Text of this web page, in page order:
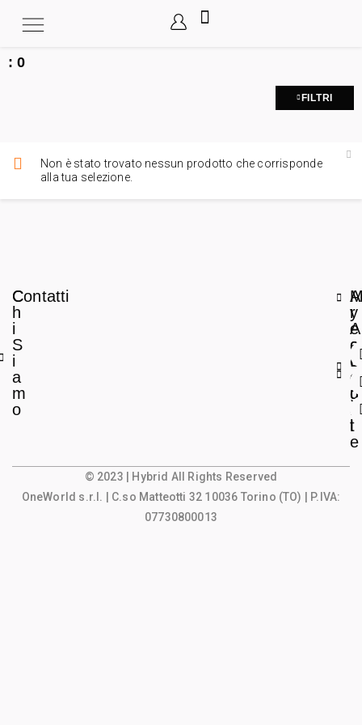
:0
FILTRI
Non è stato trovato nessun prodotto che corrisponde
alla tua selezione.
C
h
i
S
i
a
m
o
Contatti
A
r
e
a
L
e
g
l
e
y
A
c
c
o
u
t
© 2023 | Hybrid All Rights Reserved
OneWorld s.r.l.
| C.so Matteotti 32 10036 Torino (TO) | P.IVA:
07730800013